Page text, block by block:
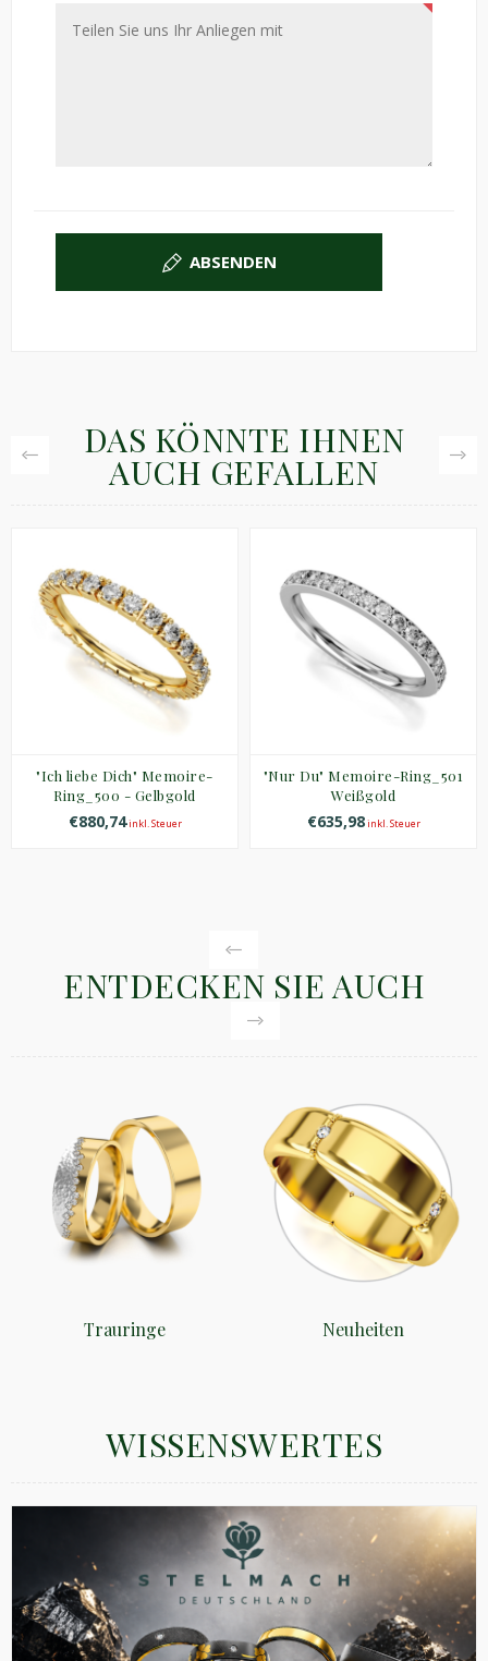
ABSENDEN
DAS KÖNNTE IHNEN
AUCH GEFALLEN
"Ich liebe Dich" Memoire-
Ring_500 - Gelbgold
€880,74inkl. Steuer
"Nur Du" Memoire-Ring_501
Weißgold
€635,98inkl. Steuer
ENTDECKEN SIE AUCH
Trauringe Neuheiten
WISSENSWERTES